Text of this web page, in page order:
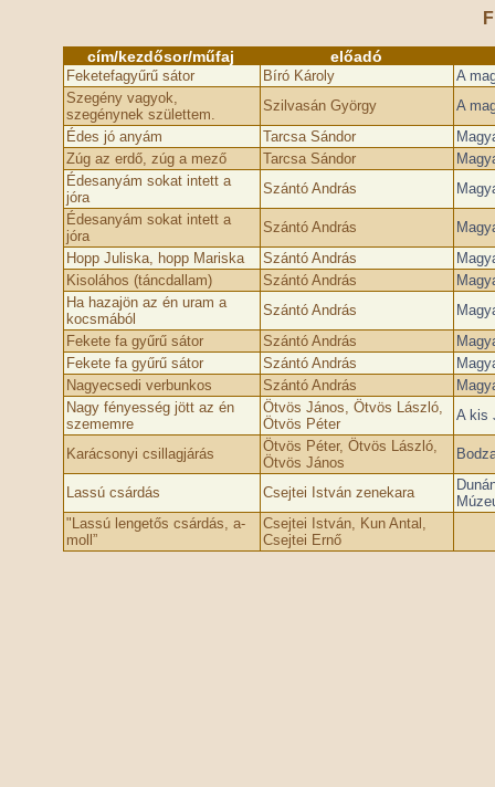
cím/kezdősor/műfaj előadó
Feketefagyűrű sátor Bíró Károly
A
Szegény vagyok,
szegénynek születtem.
Szilvasán György
A
Édes jó anyám
Tarcsa Sándor
Zúg az erdő, zúg a mező
Tarcsa Sándor
Édesanyám sokat intett a
jóra
Szántó András
Édesanyám sokat intett a
jóra
Szántó András
Hopp Juliska, hopp Mariska
Szántó András
Kisoláhos (táncdallam)
Szántó András
Ha hazajön az én uram a
kocsmából
Szántó András
Fekete fa gyűrű sátor
Szántó András
Fekete fa gyűrű sátor
Szántó András
Nagyecsedi verbunkos
Szántó András
Nagy fényesség jött az én
szememre
Ötvös János, Ötvös László,
Ötvös Péter
A kis
Karácsonyi csillagjárás
Ötvös Péter, Ötvös László,
Ötvös János
Lassú csárdás Csejtei István zenekara
"Lassú lengetős csárdás, a-
moll”
Csejtei István, Kun Antal,
Csejtei Ernő